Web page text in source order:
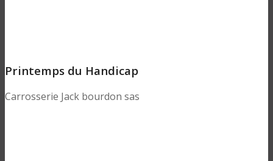
Printemps du Handicap
Carrosserie Jack bourdon sas